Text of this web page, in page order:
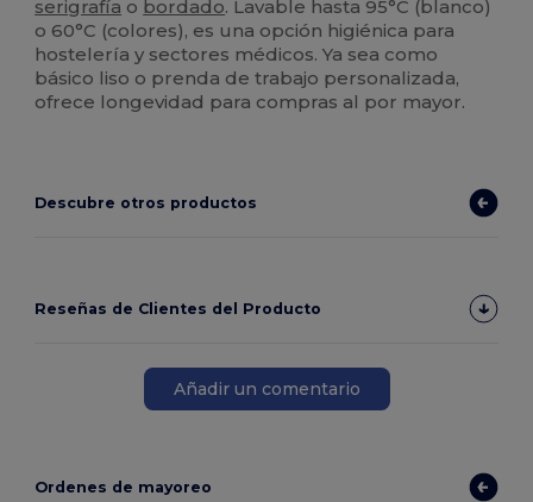
serigrafía o bordado. Lavable hasta 95°C (blanco)
o 60°C (colores), es una opción higiénica para
hostelería y sectores médicos. Ya sea como
básico liso o prenda de trabajo personalizada,
ofrece longevidad para compras al por mayor.
Descubre otros productos
Reseñas de Clientes del Producto
Añadir un comentario
Ordenes de mayoreo